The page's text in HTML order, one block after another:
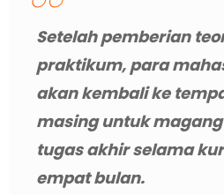
Setelah pemberian
praktikum, para
akan kembali ke
masing untuk
tugas akhir selama
empat bulan.